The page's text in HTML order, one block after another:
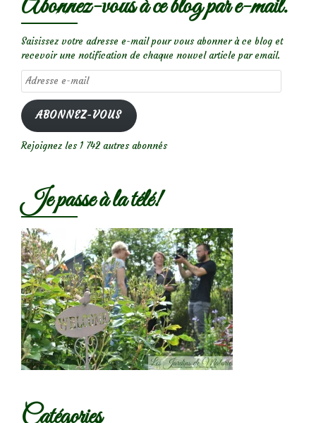
Abonnez-vous à ce blog par e-mail.
Saisissez votre adresse e-mail pour vous abonner à ce blog et
recevoir une notification de chaque nouvel article par email.
Adresse
e-
mail
ABONNEZ-VOUS
Rejoignez les 1 742 autres abonnés
Je passe à la télé!